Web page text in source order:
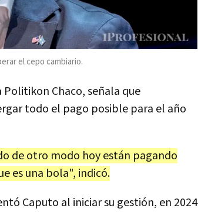
el cepo cambiario.
Chaco, señala que
todo el pago posible para el año
de otro modo hoy están pagando
es una bola", indicó.
Caputo al iniciar su gestión, en 2024